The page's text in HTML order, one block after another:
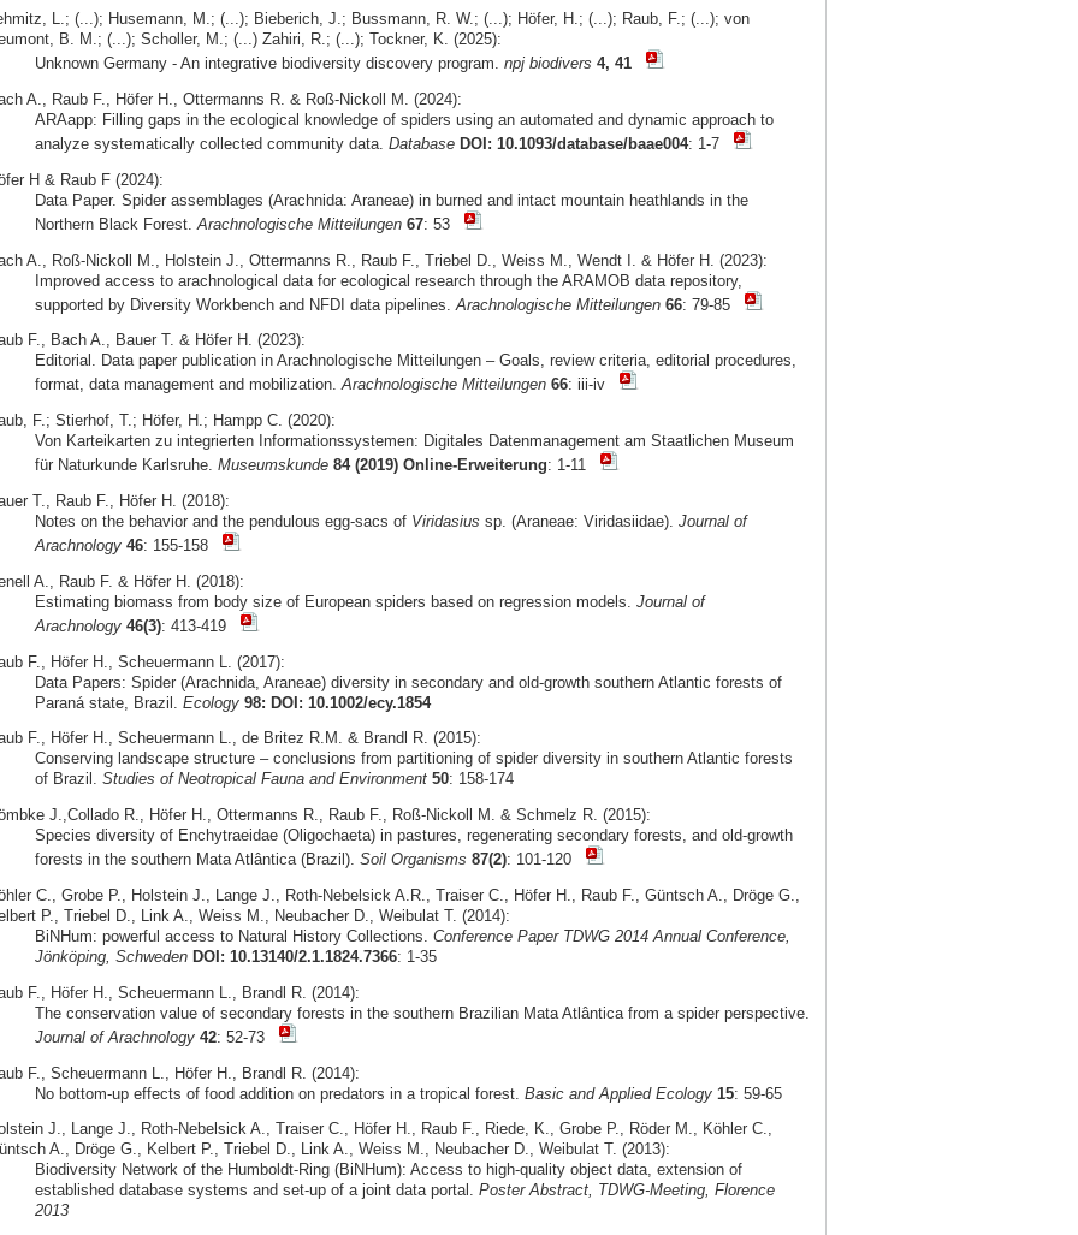
L.; (...); Husemann, M.; (...); Bieberich, J.; Bussmann, R. W.; (...); Höfer, H.; (...); Raub, F.; (...); von
B. M.; (...); Scholler, M.; (...) Zahiri, R.; (...); Tockner, K. (2025):
Unknown Germany - An integrative biodiversity discovery program. npj biodivers 4, 41
A., Raub F., Höfer H., Ottermanns R. & Roß-Nickoll M. (2024):
ARAapp: Filling gaps in the ecological knowledge of spiders using an automated and dynamic approach to
analyze systematically collected community data. Database DOI: 10.1093/database/baae004: 1-7
H & Raub F (2024):
Data Paper. Spider assemblages (Arachnida: Araneae) in burned and intact mountain heathlands in the
Northern Black Forest. Arachnologische Mitteilungen 67: 53
A., Roß-Nickoll M., Holstein J., Ottermanns R., Raub F., Triebel D., Weiss M., Wendt I. & Höfer H. (2023):
Improved access to arachnological data for ecological research through the ARAMOB data repository,
supported by Diversity Workbench and NFDI data pipelines. Arachnologische Mitteilungen 66: 79-85
F., Bach A., Bauer T. & Höfer H. (2023):
Editorial. Data paper publication in Arachnologische Mitteilungen – Goals, review criteria, editorial procedures,
format, data management and mobilization.Arachnologische Mitteilungen 66: iii-iv
F.; Stierhof, T.; Höfer, H.; Hampp C. (2020):
Von Karteikarten zu integrierten Informationssystemen: Digitales Datenmanagement am Staatlichen Museum
für Naturkunde Karlsruhe. Museumskunde 84 (2019) Online-Erweiterung: 1-11
T., Raub F., Höfer H. (2018):
Notes on the behavior and the pendulous egg-sacs of Viridasius sp. (Araneae: Viridasiidae). Journal of
Arachnology 46: 155-158
A., Raub F. & Höfer H. (2018):
Estimating biomass from body size of European spiders based on regression models. Journal of
Arachnology 46(3): 413-419
F., Höfer H., Scheuermann L. (2017):
Data Papers: Spider (Arachnida, Araneae) diversity in secondary and old-growth southern Atlantic forests of
Paraná state, Brazil. Ecology 98: DOI: 10.1002/ecy.1854
F., Höfer H., Scheuermann L., de Britez R.M. & Brandl R. (2015):
Conserving landscape structure – conclusions from partitioning of spider diversity in southern Atlantic forests
of Brazil. Studies of Neotropical Fauna and Environment 50: 158-174
J.,Collado R., Höfer H., Ottermanns R., Raub F., Roß-Nickoll M. & Schmelz R. (2015):
Species diversity of Enchytraeidae (Oligochaeta) in pastures, regenerating secondary forests, and old-growth
forests in the southern Mata Atlântica (Brazil). Soil Organisms 87(2): 101-120
C., Grobe P., Holstein J., Lange J., Roth-Nebelsick A.R., Traiser C., Höfer H., Raub F., Güntsch A., Dröge G.,
P., Triebel D., Link A., Weiss M., Neubacher D., Weibulat T. (2014):
BiNHum: powerful access to Natural History Collections. Conference Paper TDWG 2014 Annual Conference,
Jönköping, Schweden DOI: 10.13140/2.1.1824.7366: 1-35
F., Höfer H., Scheuermann L., Brandl R. (2014):
The conservation value of secondary forests in the southern Brazilian Mata Atlântica from a spider perspective.
Journal of Arachnology 42: 52-73
F., Scheuermann L., Höfer H., Brandl R. (2014):
No bottom-up effects of food addition on predators in a tropical forest. Basic and Applied Ecology 15: 59-65
J., Lange J., Roth-Nebelsick A., Traiser C., Höfer H., Raub F., Riede, K., Grobe P., Röder M., Köhler C.,
A., Dröge G., Kelbert P., Triebel D., Link A., Weiss M., Neubacher D., Weibulat T. (2013):
Biodiversity Network of the Humboldt-Ring (BiNHum): Access to high-quality object data, extension of
established database systems and set-up of a joint data portal. Poster Abstract, TDWG-Meeting, Florence
2013